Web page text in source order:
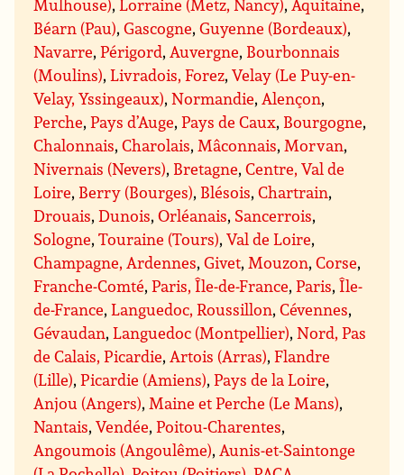
Béarn (Pau),Gascogne,Guyenne (Bordeaux),
Navarre,Périgord, Auvergne, Bourbonnais
(Moulins),Livradois, Forez,Velay (Le Puy-en-
Velay, Yssingeaux),Normandie, Alençon,
Perche,Pays d’Auge,Pays de Caux, Bourgogne,
Chalonnais,Charolais, Mâconnais, Morvan,
Nivernais (Nevers), Bretagne,Centre, Val de
Loire, Berry (Bourges), Blésois,Chartrain,
Drouais,Dunois,Orléanais, Sancerrois,
Sologne,Touraine (Tours),Val de Loire,
Champagne, Ardennes,Givet, Mouzon,Corse,
Franche-Comté,Paris, Île-de-France,Paris,Île-
de-France,Languedoc, Roussillon,Cévennes,
Gévaudan,Languedoc (Montpellier),Nord, Pas
de Calais, Picardie, Artois (Arras),Flandre
(Lille),Picardie (Amiens),Pays de la Loire,
Anjou (Angers), Maine et Perche (Le Mans),
Nantais,Vendée,Poitou-Charentes,
Angoumois (Angoulême), Aunis-et-Saintonge